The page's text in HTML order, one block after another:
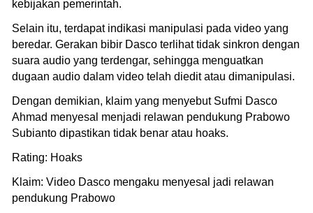
kebijakan pemerintah.
Selain itu, terdapat indikasi manipulasi pada video yang
beredar. Gerakan bibir Dasco terlihat tidak sinkron dengan
suara audio yang terdengar, sehingga menguatkan
dugaan audio dalam video telah diedit atau dimanipulasi.
Dengan demikian, klaim yang menyebut Sufmi Dasco
Ahmad menyesal menjadi relawan pendukung Prabowo
Subianto dipastikan tidak benar atau hoaks.
Rating: Hoaks
Klaim: Video Dasco mengaku menyesal jadi relawan
pendukung Prabowo